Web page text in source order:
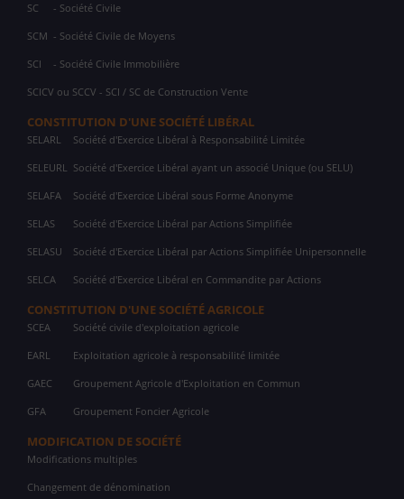
SC - Société Civile
SCM - Société Civile de Moyens
SCI - Société Civile Immobilière
SCICV ou SCCV - SCI / SC de Construction Vente
CONSTITUTION D'UNE SOCIÉTÉ LIBÉRAL
SELARL Société d'Exercice Libéral à Responsabilité Limitée
SELEURL Société d'Exercice Libéral ayant un associé Unique (ou SELU)
SELAFA Société d'Exercice Libéral sous Forme Anonyme
SELAS Société d'Exercice Libéral par Actions Simplifiée
SELASU Société d'Exercice Libéral par Actions Simplifiée Unipersonnelle
SELCA Société d'Exercice Libéral en Commandite par Actions
CONSTITUTION D'UNE SOCIÉTÉ AGRICOLE
SCEA Société civile d'exploitation agricole
EARL Exploitation agricole à responsabilité limitée
GAEC Groupement Agricole d'Exploitation en Commun
GFA Groupement Foncier Agricole
MODIFICATION DE SOCIÉTÉ
Modifications multiples
Changement de dénomination